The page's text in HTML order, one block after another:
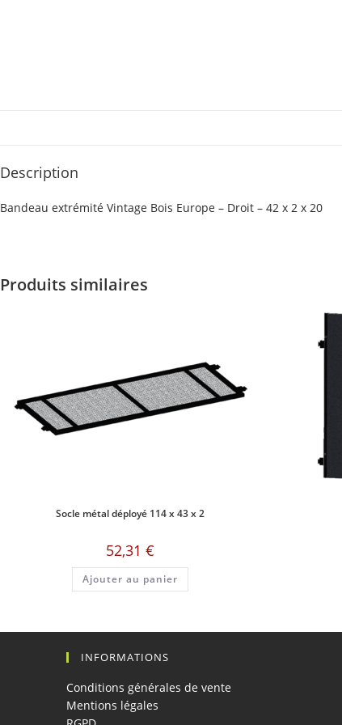
Description
Bandeau extrémité Vintage Bois Europe – Droit – 42 x 2 x 20
Produits similaires
Socle métal déployé 114 x 43 x 2
52,31 €
Ajouter au panier
INFORMATIONS
Conditions générales de vente
Mentions légales